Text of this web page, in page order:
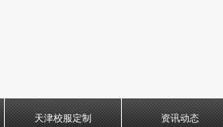
天津校服定制 资讯动态